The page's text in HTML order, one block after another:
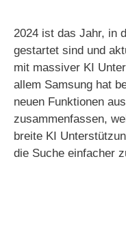
2024 ist das Jahr, in
gestartet sind und
mit massiver KI
allem Samsung hat
neuen Funktionen
zusammenfassen,
breite KI
die Suche einfacher